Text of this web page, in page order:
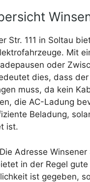
Str. 111 in Soltau
Mit
oder
dies, dass
muss, da kein
die AC-Ladung
Beladung,
ist.
Adresse
in der Regel
ist gegeben,